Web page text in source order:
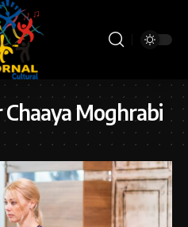
Chaaya Moghrabi